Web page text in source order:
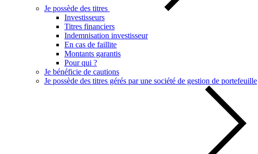
Je possède des titres
Investisseurs
Titres financiers
Indemnisation investisseur
En cas de faillite
Montants garantis
Pour qui ?
Je bénéficie de cautions
Je possède des titres gérés par une société de gestion de portefeuille